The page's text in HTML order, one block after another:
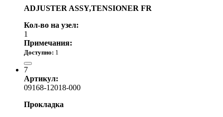
ADJUSTER ASSY,TENSIONER FR
Кол-во на узел:
1
Примечания:
Доступно: 1
7
Артикул:
09168-12018-000
Прокладка